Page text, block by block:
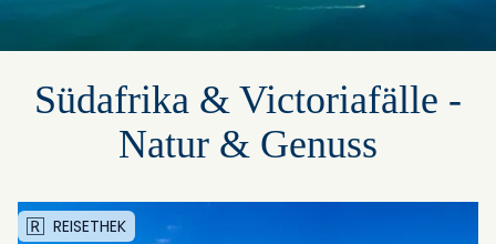
Südafrika & Victoriafälle -
Natur & Genuss
REISETHEK